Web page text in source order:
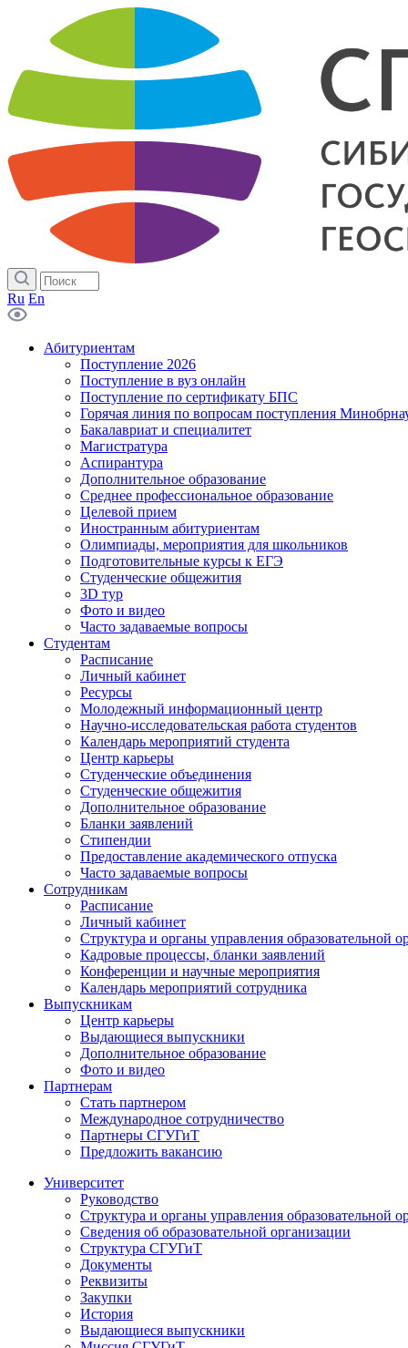
Ru En
Абитуриентам
Поступление 2026
Поступление в вуз онлайн
Поступление по сертификату БПС
Горячая линия по вопросам поступления
Бакалавриат и специалитет
Магистратура
Аспирантура
Дополнительное образование
Среднее профессиональное образование
Целевой прием
Иностранным абитуриентам
Олимпиады, мероприятия для школьников
Подготовительные курсы к ЕГЭ
Студенческие общежития
3D тур
Фото и видео
Часто задаваемые вопросы
Студентам
Расписание
Личный кабинет
Ресурсы
Молодежный информационный центр
Научно-исследовательская работа студентов
Календарь мероприятий студента
Центр карьеры
Студенческие объединения
Студенческие общежития
Дополнительное образование
Бланки заявлений
Стипендии
Предоставление академического отпуска
Часто задаваемые вопросы
Сотрудникам
Расписание
Личный кабинет
Структура и органы управления образовательной
Кадровые процессы, бланки заявлений
Конференции и научные мероприятия
Календарь мероприятий сотрудника
Выпускникам
Центр карьеры
Выдающиеся выпускники
Дополнительное образование
Фото и видео
Партнерам
Стать партнером
Международное сотрудничество
Партнеры СГУГиТ
Предложить вакансию
Университет
Руководство
Структура и органы управления образовательной
Сведения об образовательной организации
Структура СГУГиТ
Документы
Реквизиты
Закупки
История
Выдающиеся выпускники